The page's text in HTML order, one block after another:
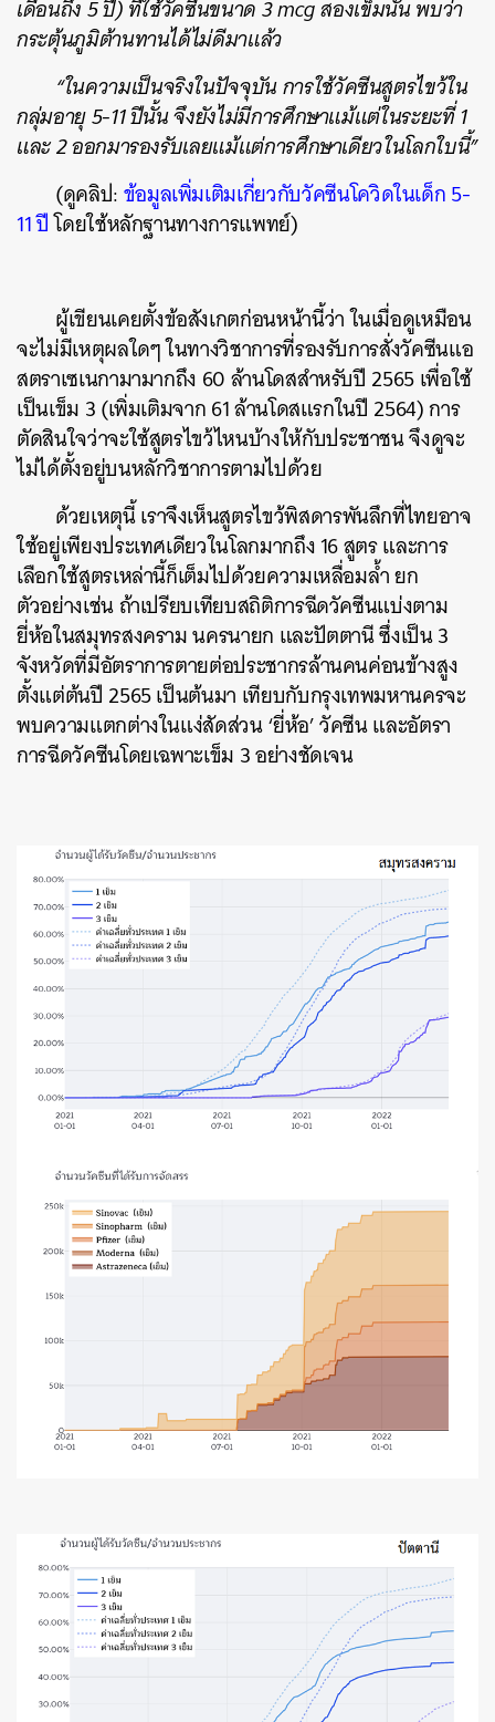
เดือนถึง 5 ปี) ที่ใช้วัคซีนขนาด 3 mcg สองเข็มนั้น พบว่า
กระตุ้นภูมิต้านทานได้ไม่ดีมาแล้ว
“ในความเป็นจริงในปัจจุบัน การใช้วัคซีนสูตรไขว้ใน
กลุ่มอายุ 5-11 ปีนั้น จึงยังไม่มีการศึกษาแม้แต่ในระยะที่ 1
และ 2 ออกมารองรับเลยแม้แต่การศึกษาเดียวในโลกใบนี้”
(ดูคลิป:ข้อมูลเพิ่มเติมเกี่ยวกับวัคซีนโควิดในเด็ก 5-
11 ปีโดยใช้หลักฐานทางการแพทย์)
ผู้เขียนเคยตั้งข้อสังเกตก่อนหน้านี้ว่า ในเมื่อดูเหมือน
จะไม่มีเหตุผลใดๆ ในทางวิชาการที่รองรับการสั่งวัคซีนแอ
สตราเซเนกามามากถึง 60 ล้านโดสสำหรับปี 2565 เพื่อใช้
เป็นเข็ม 3 (เพิ่มเติมจาก 61 ล้านโดสแรกในปี 2564) การ
ตัดสินใจว่าจะใช้สูตรไขว้ไหนบ้างให้กับประชาชน จึงดูจะ
ไม่ได้ตั้งอยู่บนหลักวิชาการตามไปด้วย
ด้วยเหตุนี้ เราจึงเห็นสูตรไขว้พิสดารพันลึกที่ไทยอาจ
ใช้อยู่เพียงประเทศเดียวในโลกมากถึง 16 สูตร และการ
เลือกใช้สูตรเหล่านี้ก็เต็มไปด้วยความเหลื่อมล้ำ ยก
ตัวอย่างเช่น ถ้าเปรียบเทียบสถิติการฉีดวัคซีนแบ่งตาม
ยี่ห้อในสมุทรสงคราม นครนายก และปัตตานี ซึ่งเป็น 3
จังหวัดที่มีอัตราการตายต่อประชากรล้านคนค่อนข้างสูง
ตั้งแต่ต้นปี 2565 เป็นต้นมา เทียบกับกรุงเทพมหานครจะ
พบความแตกต่างในแง่สัดส่วน ‘ยี่ห้อ’ วัคซีน และอัตรา
การฉีดวัคซีนโดยเฉพาะเข็ม 3 อย่างชัดเจน
ค้นหา
SHARE TWEET LINE